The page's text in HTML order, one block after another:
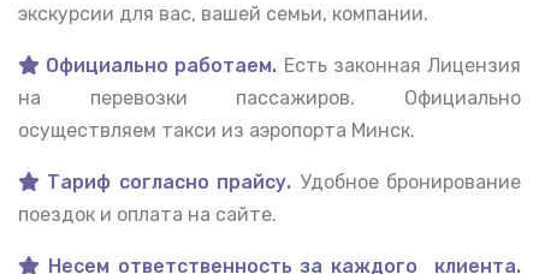
экскурсии для вас, вашей семьи, компании.
Официально работаем. Есть законная Лицензия
на перевозки пассажиров. Официально
осуществляем такси из аэропорта Минск.
Тариф согласно прайсу. Удобное бронирование
поездок и оплата на сайте.
Несем ответственность за каждого клиента.